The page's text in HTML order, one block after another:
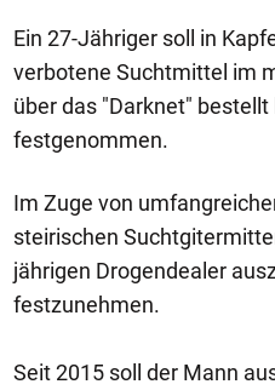
Ein 27-Jähriger soll in
verbotene Suchtmittel im
über das "Darknet"
festgenommen.
Im Zuge von
steirischen
jährigen Drogendealer
festzunehmen.
Seit 2015 soll der Mann